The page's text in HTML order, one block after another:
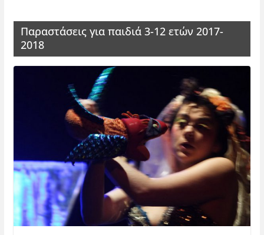
Παραστάσεις για παιδιά 3-12 ετών 2017-
2018